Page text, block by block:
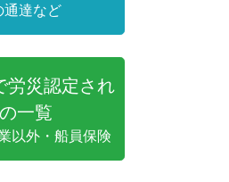
通達など
労災認定され
一覧
以外・船員保険